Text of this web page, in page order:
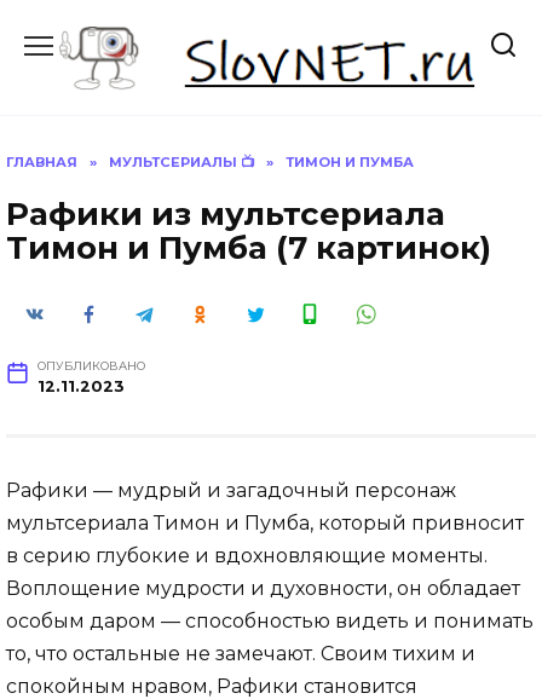
содержанию
ГЛАВНАЯ » МУЛЬТСЕРИАЛЫ 📺 » ТИМОН И ПУМБА
Рафики из мультсериала
Тимон и Пумба (7 картинок)
ОПУБЛИКОВАНО
12.11.2023
Рафики — мудрый и загадочный персонаж
мультсериала Тимон и Пумба, который привносит
в серию глубокие и вдохновляющие моменты.
Воплощение мудрости и духовности, он обладает
особым даром — способностью видеть и понимать
то, что остальные не замечают. Своим тихим и
спокойным нравом, Рафики становится